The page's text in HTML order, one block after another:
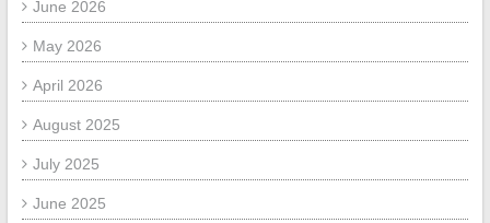
June 2026
May 2026
April 2026
August 2025
July 2025
June 2025